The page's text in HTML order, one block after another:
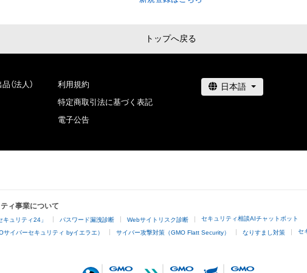
用またはその恐れのある利用など、作成者が不適切である
他第三者が損害を被った場合、その損害がいかなる原因
あっても、本アイテムの著作権を有する方、著作隣接権の
管理委託を受けている者は、何らの法的責任も負わないも
トップへ戻る
（法人）
利用規約
特定商取引法に基づく表記
電子公告
ィ事業について
ュリティ24」 パスワード漏洩診断 Webサイトリスク診断 セキュリティ相談AIチャットボット
イバーセキュリティ byイエラエ） サイバー攻撃対策（GMO Flatt Security） なりすまし対策 セ